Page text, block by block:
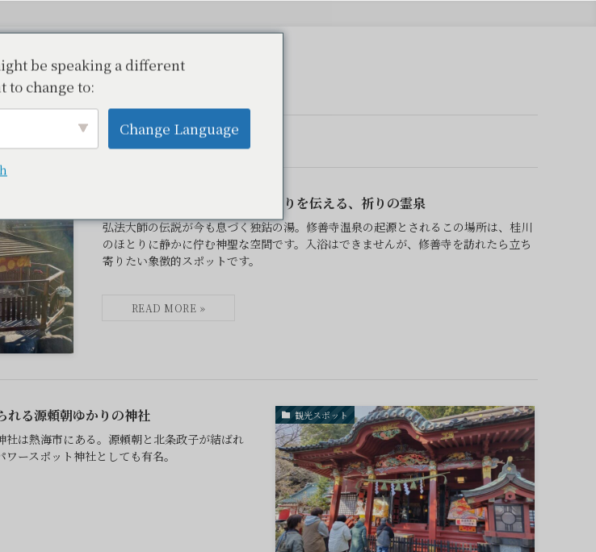
独鈷の湯｜修善寺温泉のはじまりを伝える、祈りの霊泉
弘法大師の伝説が今も息づく独鈷の湯。修善寺温泉の起源とされるこの場所は、桂川
のほとりに静かに佇む神聖な空間です。入浴はできませんが、修善寺を訪れたら立ち
寄りたい象徴的スポットです。
観光スポット
れる源頼朝ゆかりの神社
は熱海市にある。源頼朝と北条政子が結ばれ
ースポット神社としても有名。
be speaking a different
to change to:
Change Language